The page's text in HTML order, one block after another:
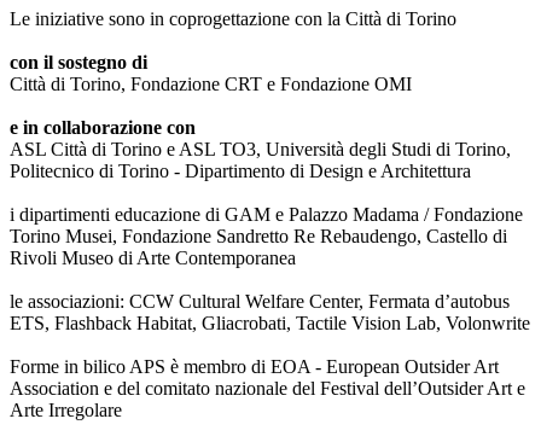
Le iniziative sono in coprogettazione con la Città di Torino
con il sostegno di
Città di Torino, Fondazione CRT e Fondazione OMI
e in collaborazione con
ASL Città di Torino e ASL TO3, Università degli Studi di Torino,
Politecnico di Torino - Dipartimento di Design e Architettura
i dipartimenti educazione di GAM e Palazzo Madama / Fondazione
Torino Musei, Fondazione Sandretto Re Rebaudengo, Castello di
Rivoli Museo di Arte Contemporanea
le associazioni: CCW Cultural Welfare Center, Fermata d’autobus
ETS, Flashback Habitat, Gliacrobati, Tactile Vision Lab, Volonwrite
Forme in bilico APS è membro di EOA - European Outsider Art
Association e del comitato nazionale del Festival dell’Outsider Art e
Arte Irregolare